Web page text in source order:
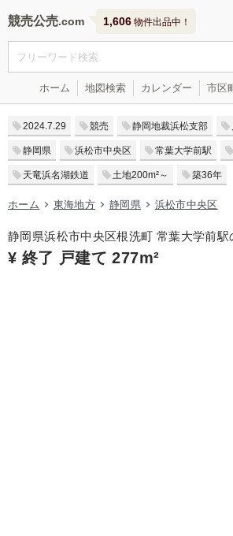
競売公売 1,606 物件出品中！
ホーム 地図検索 カレンダー 市区
2024.7.29 競売 静岡地裁浜松支部
静岡県 浜松市中央区 常葉大学前駅
天竜浜名湖鉄道 土地200m²～ 築36年
ホーム 東海地方 静岡県 浜松市中央区
静岡県浜松市中央区根洗町 常葉大学前駅
¥ 終了 戸建て 277m²